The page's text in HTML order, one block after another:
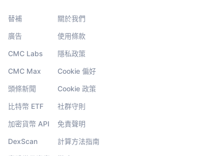
替補
廣告
CMC Labs
CMC Max
頭條新聞
比特幣 ETF
加密貨幣 API
DexScan
關於我們
使用條款
隱私政策
Cookie 偏好
Cookie 政策
社群守則
免責聲明
計算方法指南